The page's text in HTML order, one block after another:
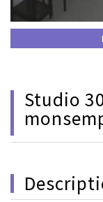
studio 30.74 m² - 1 pièce -